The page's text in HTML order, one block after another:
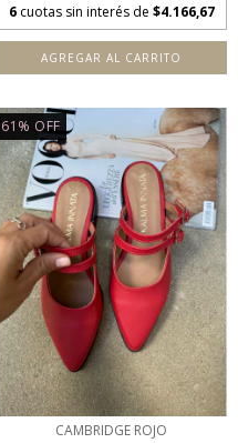
6 cuotas sin interés de $4.166,67
AGREGAR AL CARRITO
61 % OFF
CAMBRIDGE ROJO